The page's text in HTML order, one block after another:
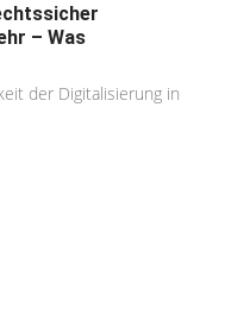
– Was
der Digitalisierung in